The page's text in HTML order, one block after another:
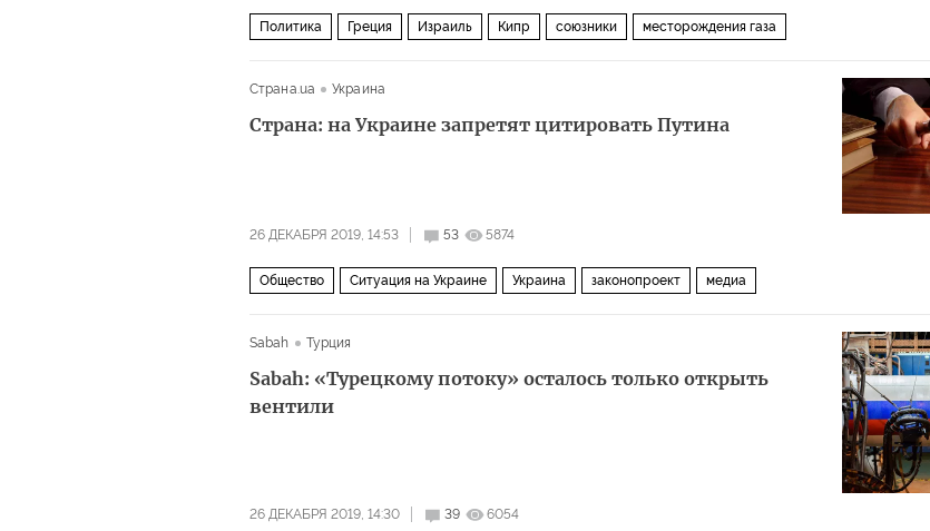
Политика Греция Израиль Кипр союзники месторождения газа
Страна.ua Украина
Страна: на Украине запретят цитировать Путина
26 ДЕКАБРЯ 2019, 14:53 53 5874
Общество Ситуация на Украине Украина законопроект медиа
Sabah Турция
Sabah: «Турецкому потоку» осталось только открыть
вентили
26 ДЕКАБРЯ 2019, 14:30 39 6054